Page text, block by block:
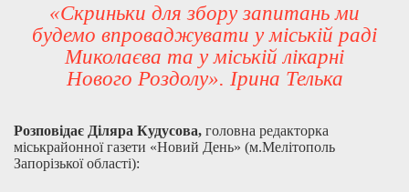
«Скриньки для збору запитань ми
будемо впроваджувати у міській раді
Миколаєва та у міській лікарні
Нового Роздолу». Ірина Телька
Розповідає Діляра Кудусова, головна редакторка
міськрайонної газети «Новий День» (м.Мелітополь
Запорізької області):